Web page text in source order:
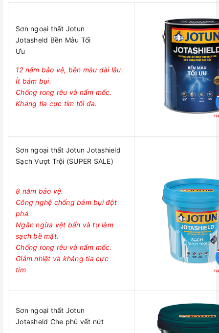
Sơn ngoại thất Jotun
Jotasheld Bền Màu Tối
Ưu
12 năm bảo vệ, bền màu dài lâu.
Ít bám bụi.
Chống rong rêu và nấm mốc.
Kháng tia cực tím tối đa.
Sơn ngoại thất Jotun Jotashield
Sạch Vượt Trội (SUPER SALE)
8 năm bảo vệ.
Công nghệ chống bám bụi đột
phá.
Ngăn ngừa vệt bẩn và tự làm
sạch bề mặt.
Chống rong rêu và nấm mốc.
Giảm nhiệt và kháng tia cực
tím
Sơn ngoại thất Jotun
Jotasheld Che phủ vết nứt